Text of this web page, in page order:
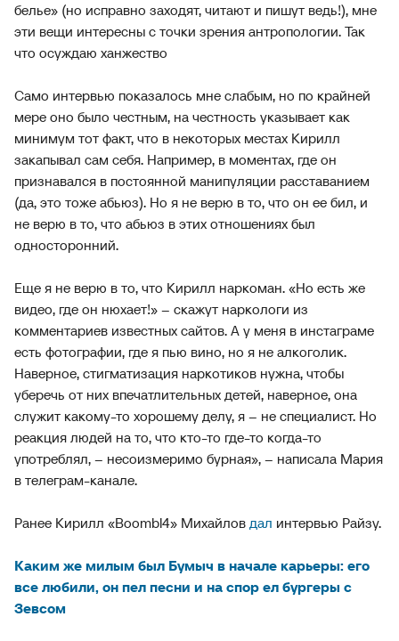
белье» (но исправно заходят, читают и пишут ведь!), мне
эти вещи интересны с точки зрения антропологии. Так
что осуждаю ханжество
Само интервью показалось мне слабым, но по крайней
мере оно было честным, на честность указывает как
минимум тот факт, что в некоторых местах Кирилл
закапывал сам себя. Например, в моментах, где он
признавался в постоянной манипуляции расставанием
(да, это тоже абьюз). Но я не верю в то, что он ее бил, и
не верю в то, что абьюз в этих отношениях был
односторонний.
Еще я не верю в то, что Кирилл наркоман. «Но есть же
видео, где он нюхает!» – скажут наркологи из
комментариев известных сайтов. А у меня в инстаграме
есть фотографии, где я пью вино, но я не алкоголик.
Наверное, стигматизация наркотиков нужна, чтобы
уберечь от них впечатлительных детей, наверное, она
служит какому-то хорошему делу, я – не специалист. Но
реакция людей на то, что кто-то где-то когда-то
употреблял, – несоизмеримо бурная», – написала Мария
в телеграм-канале.
Ранее Кирилл «Boombl4» Михайлов дал интервью Райзу.
Каким же милым был Бумыч в начале карьеры: его
все любили, он пел песни и на спор ел бургеры с
Зевсом